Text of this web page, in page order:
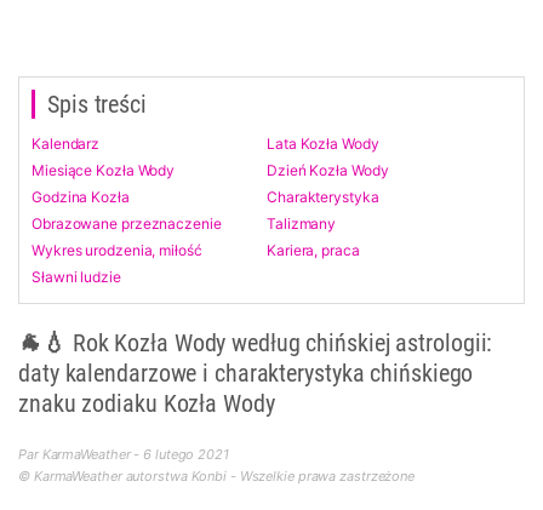
Spis treści
Kalendarz
Lata Kozła Wody
Miesiące Kozła Wody
Dzień Kozła Wody
Godzina Kozła
Charakterystyka
Obrazowane przeznaczenie
Talizmany
Wykres urodzenia, miłość
Kariera, praca
Sławni ludzie
🐐💧 Rok Kozła Wody według chińskiej astrologii:
daty kalendarzowe i charakterystyka chińskiego
znaku zodiaku Kozła Wody
Par KarmaWeather - 6 lutego 2021
© KarmaWeather autorstwa Konbi - Wszelkie prawa zastrzeżone